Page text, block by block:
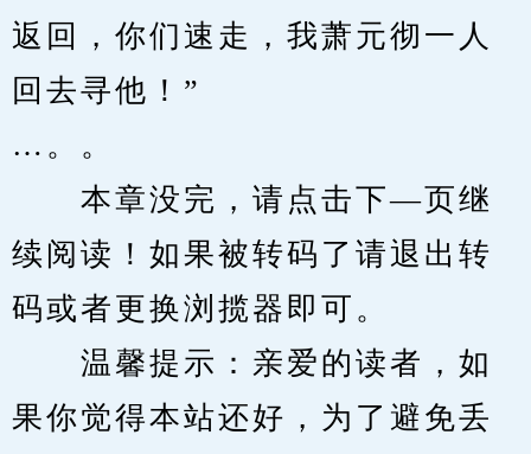
返回，你们速走，我萧元彻一人
回去寻他！”
…。。
本章没完，请点击下—页继
续阅读！如果被转码了请退出转
码或者更换浏揽器即可。
温馨提示：亲爱的读者，如
果你觉得本站还好，为了避免丢